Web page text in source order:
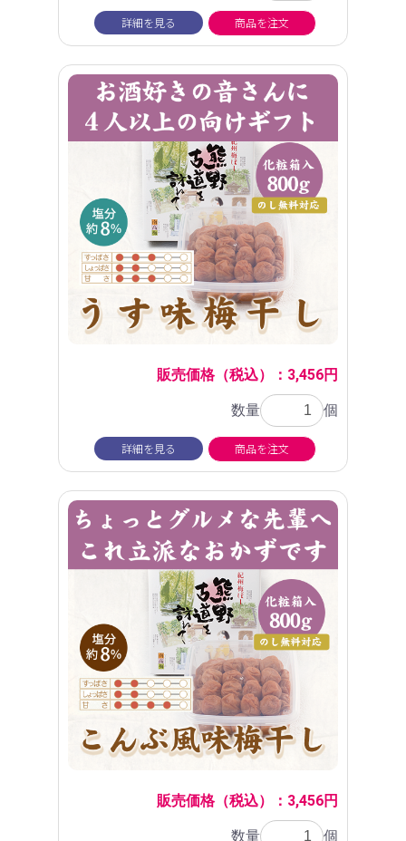
詳細を見る 商品を注文
販売価格（税込）：3,456円
数量 個
詳細を見る 商品を注文
販売価格（税込）：3,456円
数量 個